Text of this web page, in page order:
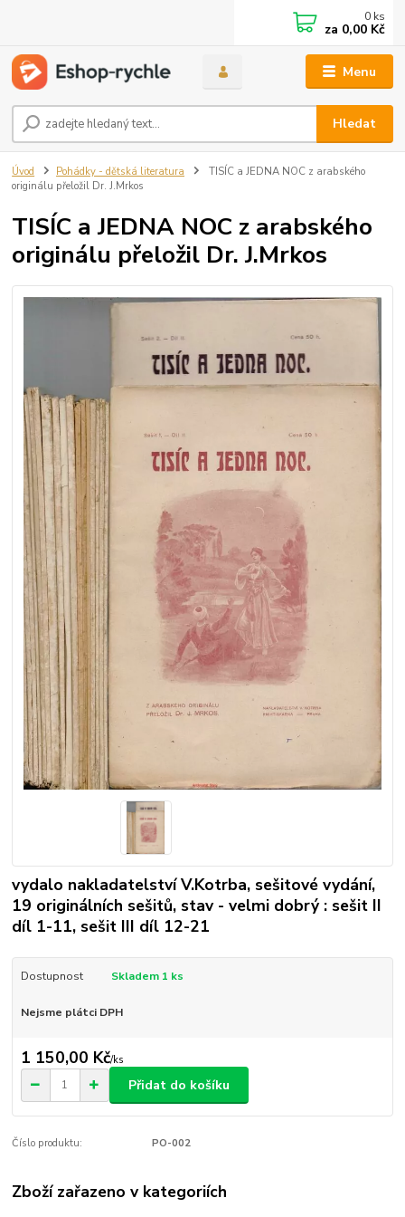
Menu
Hledat
0 ks
za 0,00 Kč
Úvod Pohádky - dětská literatura
TISÍC a JEDNA NOC z arabského
originálu přeložil Dr. J.Mrkos
TISÍC a JEDNA NOC z arabského
originálu přeložil Dr. J.Mrkos
vydalo nakladatelství V.Kotrba, sešitové vydání,
19 originálních sešitů, stav - velmi dobrý : sešit II
díl 1-11, sešit III díl 12-21
Dostupnost Skladem 1 ks
Nejsme plátci DPH
1 150,00 Kč/ks
Přidat do košíku
Číslo produktu: PO-002
Zboží zařazeno v kategoriích